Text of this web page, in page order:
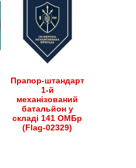
Прапор-штандарт
1-й
механізований
батальйон у
складі 141 ОМБр
(Flag-02329)